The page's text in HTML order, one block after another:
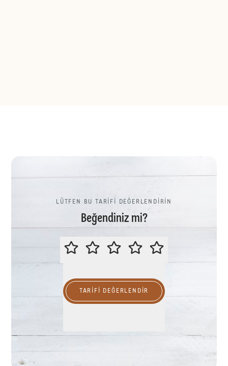
LÜTFEN BU TARİFİ DEĞERLENDİRİN
Beğendiniz mi?
LÜTFEN BU TARİFİ
TARIFI DEĞERLENDİR